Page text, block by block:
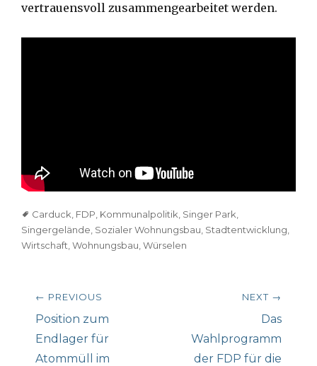
vertrauensvoll zusammengearbeitet werden.
TagsCarduck FDP Kommunalpolitik Singer Park
Singergelände Sozialer Wohnungsbau Stadtentwicklung
Wirtschaft Wohnungsbau Würselen
Beitragsnavigation
← PREVIOUS
Previous
post:
Position zum
Endlager für
Atommüll im
NEXT →
post:
Das
Wahlprogramm
der FDP für die